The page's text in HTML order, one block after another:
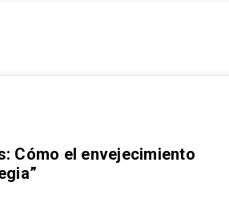
Cómo el envejecimiento